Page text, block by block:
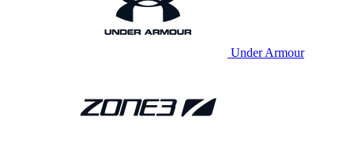
Under Armour